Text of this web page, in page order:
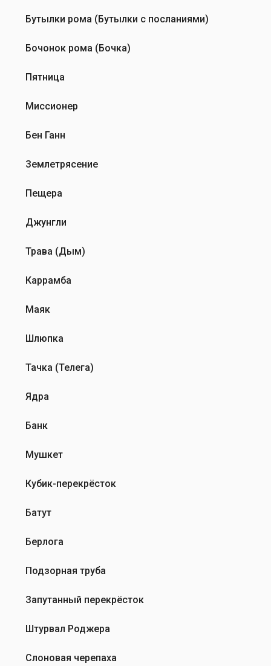
Бутылки рома (Бутылки с посланиями)
Бочонок рома (Бочка)
Пятница
Миссионер
Бен Ганн
Землетрясение
Пещера
Джунгли
Трава (Дым)
Каррамба
Маяк
Шлюпка
Тачка (Телега)
Ядра
Банк
Мушкет
Кубик-перекрёсток
Батут
Берлога
Подзорная труба
Запутанный перекрёсток
Штурвал Роджера
Слоновая черепаха